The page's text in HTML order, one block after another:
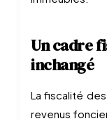
Un cadre
inchangé
La fiscalité
revenus